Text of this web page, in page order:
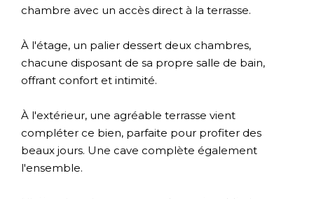
chambre avec un accès direct à la terrasse.
À l'étage, un palier dessert deux chambres,
chacune disposant de sa propre salle de bain,
offrant confort et intimité.
À l'extérieur, une agréable terrasse vient
compléter ce bien, parfaite pour profiter des
beaux jours. Une cave complète également
l'ensemble.